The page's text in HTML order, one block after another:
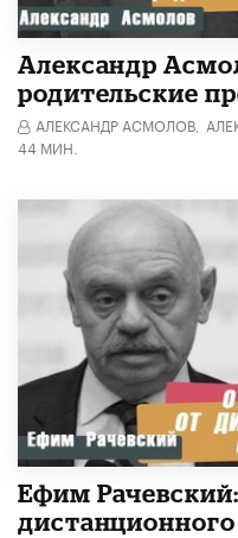
Александр
родительские
АЛЕКСАНДР АСМОЛОВ,
44 МИН.
Ефим